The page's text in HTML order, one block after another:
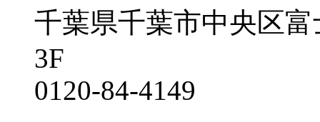
千葉県千葉市中央区
3F
0120-84-4149